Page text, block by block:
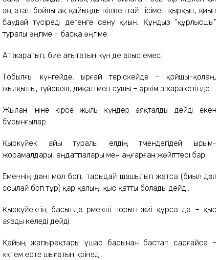
аң атан бойлы ақ қайыңды кішкентай тісімен қырқып, қиып
баудай түсіреді дегенге сену қиын. Құндыз “құрлысшы”
туралы әңгіме – басқа әңгіме.
Ат жаратып, бие ағытатын күн де алыс емес.
Тобылғы күнгейде, ырғай теріскейде – қойшы-қолаң,
жылқышы, түйекеш, диқан мен сушы – әркім өз харакетінде.
Жылан ініне кірсе жылы күндер аяқталды дейді екен
бұрынғылар.
Қыркүйек айы туралы елдің төмендегідей ырым-
жорамалдары, аңдатпалары мен аңғарған жәйіттері бар:
Еменнің дәні мол боп, тарыдай шашылып жатса (биыл дәл
осылай боп тұр) қар қалың, қыс қатты болады дейді.
Қыркүйектің басында өрмекші торын жиі құрса да – қыс
аязды келеді дейді.
Қайың жапырақтары ұшар басынан бастап сарғайса –
көктем ерте шығатын көрінеді.